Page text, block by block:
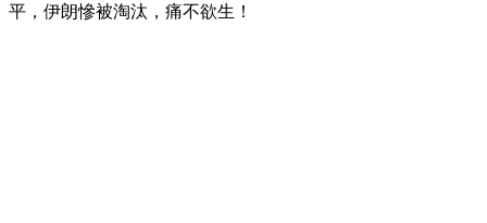
平，伊朗慘被淘汰，痛不欲生！